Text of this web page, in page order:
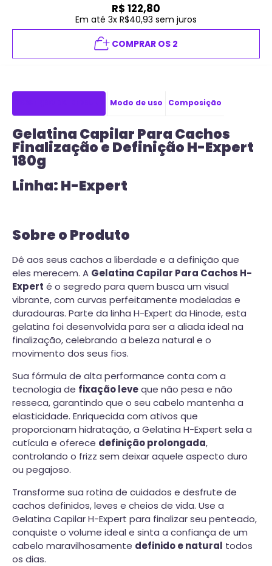
R$ 122,80
Em até 3x R$40,93 sem juros
COMPRAR OS 2
Modo de uso Composição
Gelatina Capilar Para Cachos
Finalização e Definição H-Expert
180g
Linha: H-Expert
Sobre o Produto
Dê aos seus cachos a liberdade e a definição que
eles merecem. A Gelatina Capilar Para Cachos H-
Expert é o segredo para quem busca um visual
vibrante, com curvas perfeitamente modeladas e
duradouras. Parte da linha H-Expert da Hinode, esta
gelatina foi desenvolvida para ser a aliada ideal na
finalização, celebrando a beleza natural e o
movimento dos seus fios.
Sua fórmula de alta performance conta com a
tecnologia de fixação leveque não pesa e não
resseca, garantindo que o seu cabelo mantenha a
elasticidade. Enriquecida com ativos que
proporcionam hidratação, a Gelatina H-Expert sela a
cutícula e oferece definição prolongada,
controlando o frizz sem deixar aquele aspecto duro
ou pegajoso.
Transforme sua rotina de cuidados e desfrute de
cachos definidos, leves e cheios de vida. Use a
Gelatina Capilar H-Expert para finalizar seu penteado,
conquiste o volume ideal e sinta a confiança de um
cabelo maravilhosamente definido e natural todos
os dias.